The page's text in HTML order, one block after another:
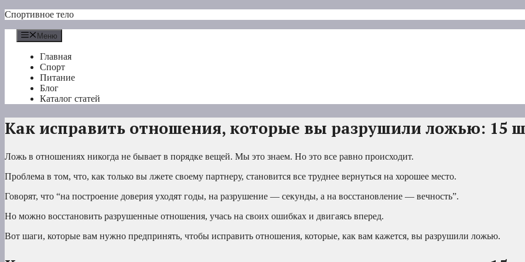
Перейти
содержимому
Спортивное тело
Меню
Главная
Спорт
Питание
Блог
Каталог статей
Как исправить отношения, которые вы разрушили ложью: 15
Ложь в отношениях никогда не бывает в порядке вещей. Мы это знаем. Но это все равно происходит.
Проблема в том, что, как только вы лжете своему партнеру, становится все труднее вернуться на хорошее место.
Говорят, что “на построение доверия уходят годы, на разрушение — секунды, а на восстановление — вечность”.
Но можно восстановить разрушенные отношения, учась на своих ошибках и двигаясь вперед.
Вот шаги, которые вам нужно предпринять, чтобы исправить отношения, которые, как вам кажется, вы разрушили ложью.